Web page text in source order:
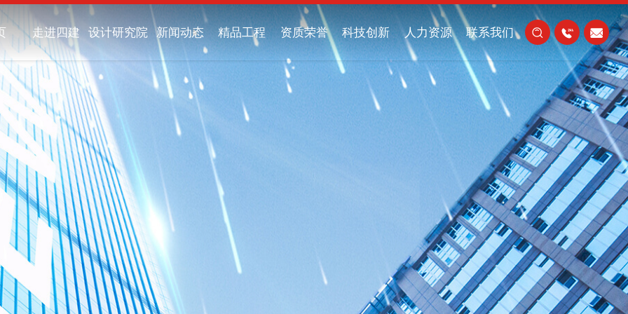
走进四建 设计研究院 新闻动态 精品工程 资质荣誉 科技创新 人力资源 联系我们